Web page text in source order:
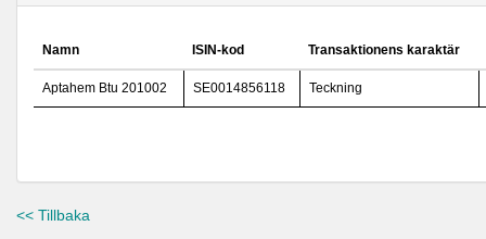
Namn ISIN-kod Transaktionens karaktär
Aptahem Btu 201002 SE0014856118 Teckning
<< Tillbaka